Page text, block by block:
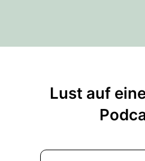
Lust auf